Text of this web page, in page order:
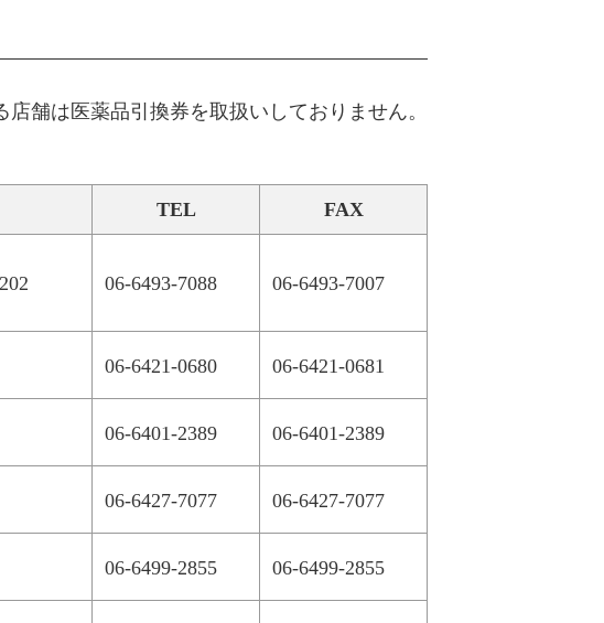
舗は医薬品引換券を取扱いしておりません。
TEL FAX
06-6493-7088 06-6493-7007
06-6421-0680 06-6421-0681
06-6401-2389 06-6401-2389
06-6427-7077 06-6427-7077
06-6499-2855 06-6499-2855